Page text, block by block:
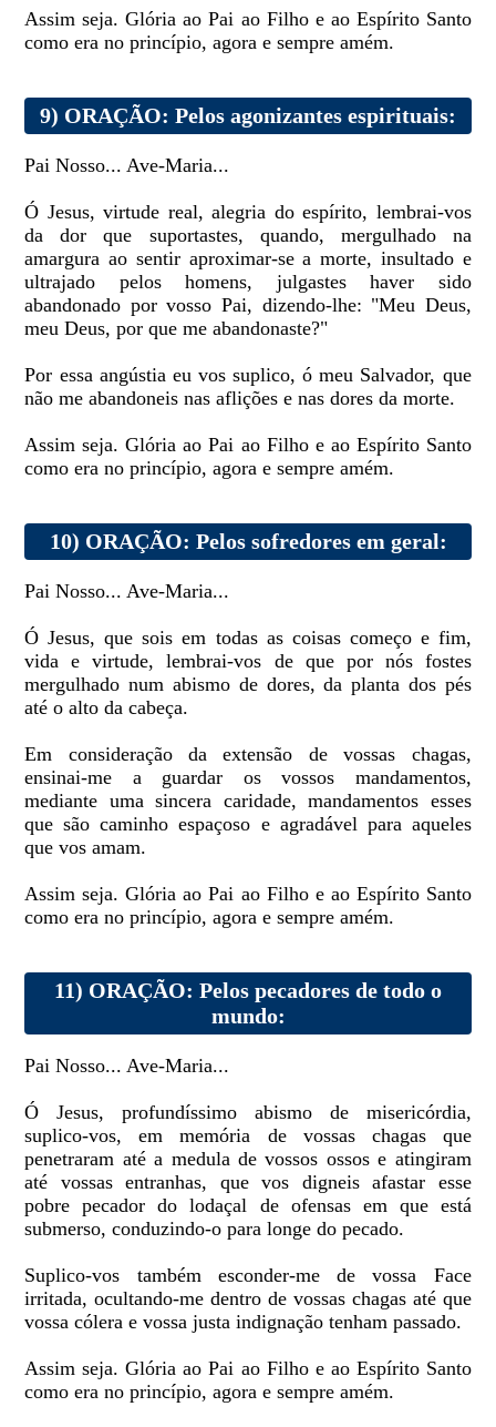
Assim seja. Glória ao Pai ao Filho e ao Espírito Santo
como era no princípio, agora e sempre amém.
9) ORAÇÃO: Pelos agonizantes espirituais:
Pai Nosso... Ave-Maria...
Ó Jesus, virtude real, alegria do espírito, lembrai-vos
da dor que suportastes, quando, mergulhado na
amargura ao sentir aproximar-se a morte, insultado e
ultrajado pelos homens, julgastes haver sido
abandonado por vosso Pai, dizendo-lhe: "Meu Deus,
meu Deus, por que me abandonaste?"
Por essa angústia eu vos suplico, ó meu Salvador, que
não me abandoneis nas aflições e nas dores da morte.
Assim seja. Glória ao Pai ao Filho e ao Espírito Santo
como era no princípio, agora e sempre amém.
10) ORAÇÃO: Pelos sofredores em geral:
Pai Nosso... Ave-Maria...
Ó Jesus, que sois em todas as coisas começo e fim,
vida e virtude, lembrai-vos de que por nós fostes
mergulhado num abismo de dores, da planta dos pés
até o alto da cabeça.
Em consideração da extensão de vossas chagas,
ensinai-me a guardar os vossos mandamentos,
mediante uma sincera caridade, mandamentos esses
que são caminho espaçoso e agradável para aqueles
que vos amam.
Assim seja. Glória ao Pai ao Filho e ao Espírito Santo
como era no princípio, agora e sempre amém.
11) ORAÇÃO: Pelos pecadores de todo o
mundo:
Pai Nosso... Ave-Maria...
Ó Jesus, profundíssimo abismo de misericórdia,
suplico-vos, em memória de vossas chagas que
penetraram até a medula de vossos ossos e atingiram
até vossas entranhas, que vos digneis afastar esse
pobre pecador do lodaçal de ofensas em que está
submerso, conduzindo-o para longe do pecado.
Suplico-vos também esconder-me de vossa Face
irritada, ocultando-me dentro de vossas chagas até que
vossa cólera e vossa justa indignação tenham passado.
Assim seja. Glória ao Pai ao Filho e ao Espírito Santo
como era no princípio, agora e sempre amém.